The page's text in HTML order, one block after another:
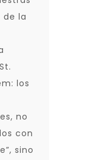
la
los
no
con
sino